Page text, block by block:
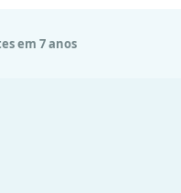
em 7 anos